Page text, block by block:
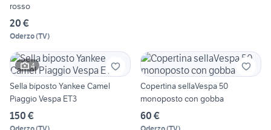
rosso
20 €
Oderzo(TV)
4
Sella biposto Yankee Camel
Piaggio Vespa ET3
150 €
Copertina sellaVespa 50
monoposto con gobba
60 €